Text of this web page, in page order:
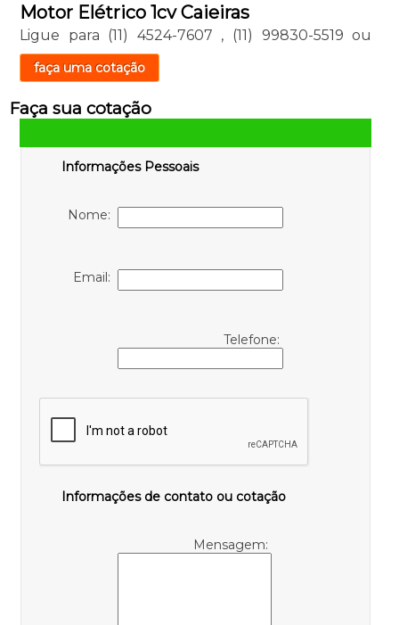
Motor Elétrico 1cv Caieiras
Ligue para (11) 4524-7607 , (11) 99830-5519 ou
faça uma cotação
Faça sua cotação
Informações Pessoais
Nome:
Email:
Telefone:
Informações de contato ou cotação
Mensagem: